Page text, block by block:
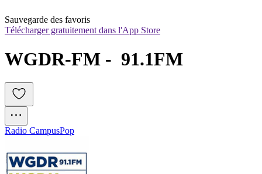
Sauvegarde des favoris
Télécharger gratuitement dans l'App Store
WGDR-FM -  91.1FM
Radio CampusPop